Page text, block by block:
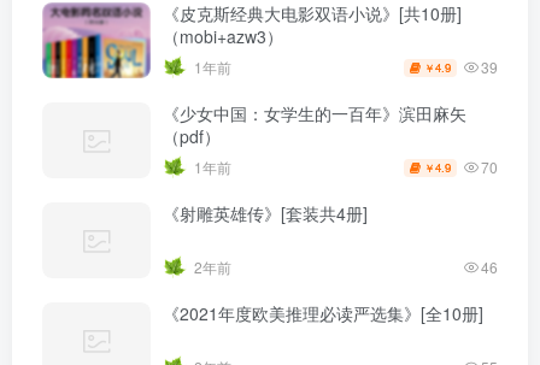
《皮克斯经典大电影双语小说》[共10册]
（mobi+azw3）
1年前 ￥4.9 39
《少女中国：女学生的一百年》滨田麻矢
（pdf）
1年前 ￥4.9 70
《射雕英雄传》[套装共4册]
2年前 46
《2021年度欧美推理必读严选集》[全10册]